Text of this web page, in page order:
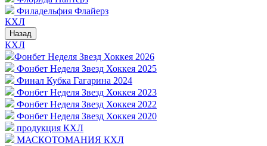
Филадельфия Флайерз
КХЛ
Назад
КХЛ
Фонбет Неделя Звезд Хоккея 2026
Фонбет Неделя Звезд Хоккея 2025
Финал Кубка Гагарина 2024
Фонбет Неделя Звезд Хоккея 2023
Фонбет Неделя Звезд Хоккея 2022
Фонбет Неделя Звезд Хоккея 2020
продукция КХЛ
МАСКОТОМАНИЯ КХЛ